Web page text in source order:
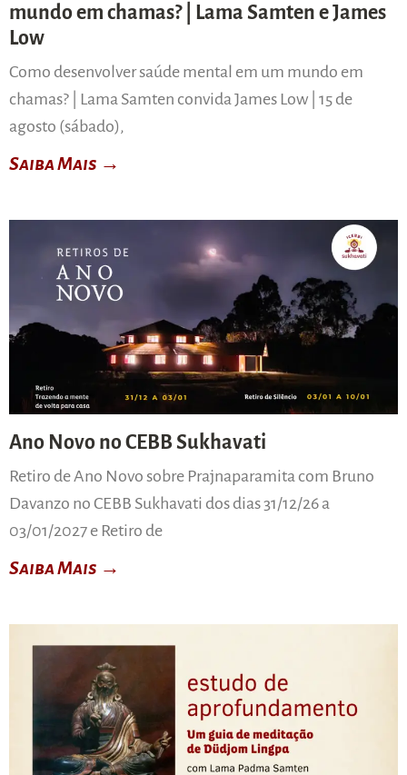
mundo em chamas? | Lama Samten e James
Low
Como desenvolver saúde mental em um mundo em
chamas? | Lama Samten convida James Low | 15 de
agosto (sábado),
Saiba Mais →
Ano Novo no CEBB Sukhavati
Retiro de Ano Novo sobre Prajnaparamita com Bruno
Davanzo no CEBB Sukhavati dos dias 31/12/26 a
03/01/2027 e Retiro de
Saiba Mais →